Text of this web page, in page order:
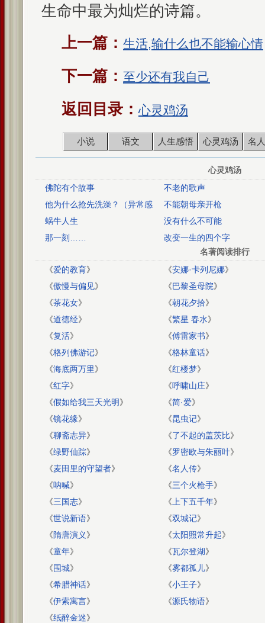
生命中最为灿烂的诗篇。
上一篇： 生活,输什么也不能输心情
下一篇： 至少还有我自己
返回目录：心灵鸡汤
小说 语文 人生感悟 心灵鸡汤 名
心灵鸡汤
佛陀有个故事
不老的歌声
他为什么抢先洗澡？（异常感
动）
不能朝母亲开枪
蜗牛人生
没有什么不可能
那一刻……
改变一生的四个字
名著阅读排行
《爱的教育》 《安娜·卡列尼娜》
《傲慢与偏见》 《巴黎圣母院》
《茶花女》 《朝花夕拾》
《道德经》 《繁星 春水》
《复活》 《傅雷家书》
《格列佛游记》 《格林童话》
《海底两万里》 《红楼梦》
《红字》 《呼啸山庄》
《假如给我三天光明》 《简·爱》
《镜花缘》 《昆虫记》
《聊斋志异》 《了不起的盖茨比》
《绿野仙踪》 《罗密欧与朱丽叶》
《麦田里的守望者》 《名人传》
《呐喊》 《三个火枪手》
《三国志》 《 上下五千年》
《世说新语》 《双城记》
《隋唐演义》 《太阳照常升起》
《童年》 《瓦尔登湖》
《围城》 《雾都孤儿》
《希腊神话》 《小王子》
《伊索寓言》 《源氏物语》
《纸醉金迷》